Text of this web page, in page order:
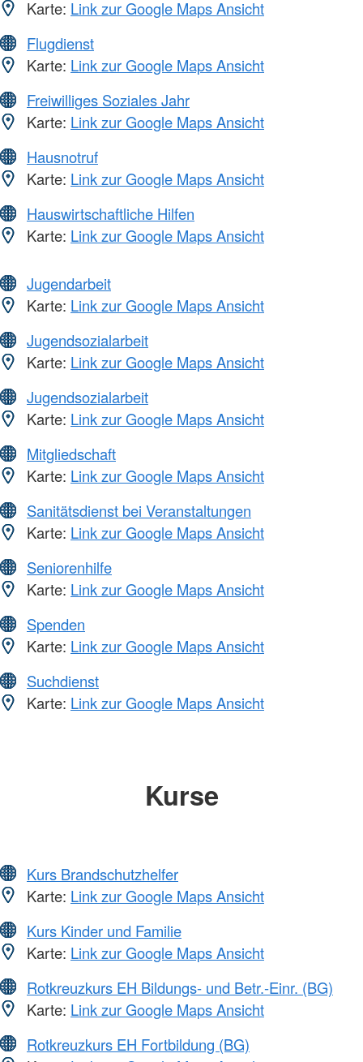
Karte: Link zur Google Maps Ansicht
Flugdienst
Karte: Link zur Google Maps Ansicht
Freiwilliges Soziales Jahr
Karte: Link zur Google Maps Ansicht
Hausnotruf
Karte: Link zur Google Maps Ansicht
Hauswirtschaftliche Hilfen
Karte: Link zur Google Maps Ansicht
Jugendarbeit
Karte: Link zur Google Maps Ansicht
Jugendsozialarbeit
Karte: Link zur Google Maps Ansicht
Jugendsozialarbeit
Karte: Link zur Google Maps Ansicht
Mitgliedschaft
Karte: Link zur Google Maps Ansicht
Sanitätsdienst bei Veranstaltungen
Karte: Link zur Google Maps Ansicht
Seniorenhilfe
Karte: Link zur Google Maps Ansicht
Spenden
Karte: Link zur Google Maps Ansicht
Suchdienst
Karte: Link zur Google Maps Ansicht
Kurse
Kurs Brandschutzhelfer
Karte: Link zur Google Maps Ansicht
Kurs Kinder und Familie
Karte: Link zur Google Maps Ansicht
Rotkreuzkurs EH Bildungs- und Betr.-Einr. (BG)
Karte: Link zur Google Maps Ansicht
Rotkreuzkurs EH Fortbildung (BG)